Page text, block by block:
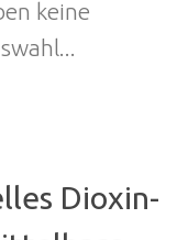
keine
Dioxin-